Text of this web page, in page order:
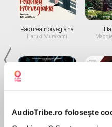
AudioTribe.ro folosește
Pădurea norvegiană
Haruki Murakami